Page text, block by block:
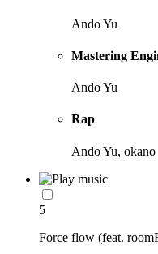
Ando Yu
Mastering
Ando Yu
Rap
Ando Yu,
5
Force flow (feat.